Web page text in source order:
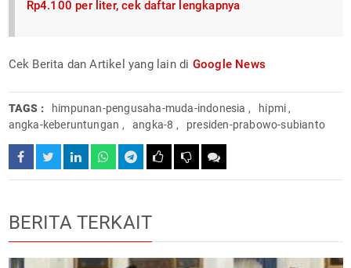
Rp4.100 per liter, cek daftar lengkapnya
Cek Berita dan Artikel yang lain di Google News
TAGS : himpunan-pengusaha-muda-indonesia , hipmi ,
angka-keberuntungan , angka-8 , presiden-prabowo-subianto
BERITA TERKAIT